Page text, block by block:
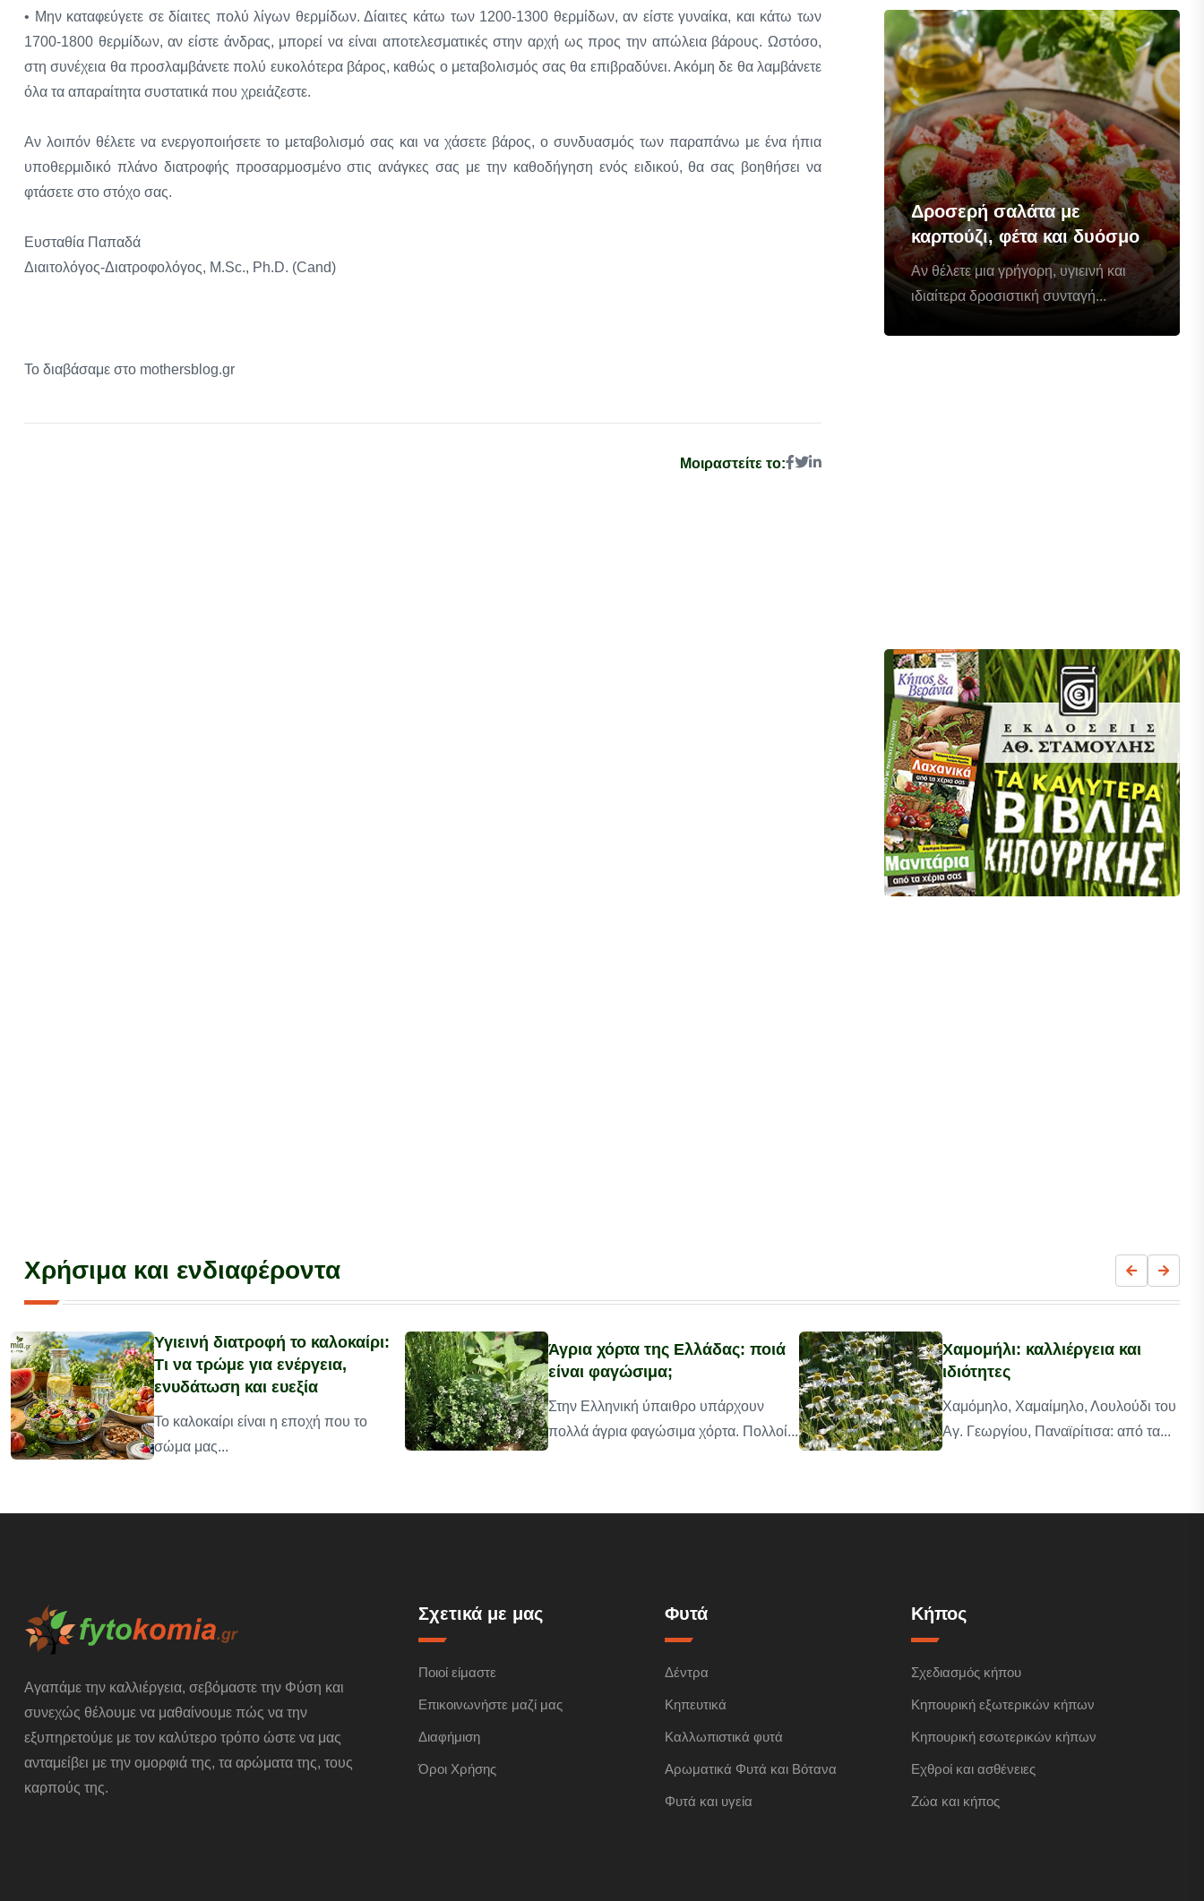
• Μην καταφεύγετε σε δίαιτες πολύ λίγων θερμίδων. Δίαιτες κάτω των 1200-1300 θερμίδων, αν είστε γυναίκα, και κάτω των
1700-1800 θερμίδων, αν είστε άνδρας, μπορεί να είναι αποτελεσματικές στην αρχή ως προς την απώλεια βάρους. Ωστόσο,
στη συνέχεια θα προσλαμβάνετε πολύ ευκολότερα βάρος, καθώς ο μεταβολισμός σας θα επιβραδύνει. Ακόμη δε θα λαμβάνετε
όλα τα απαραίτητα συστατικά που χρειάζεστε.
Αν λοιπόν θέλετε να ενεργοποιήσετε το μεταβολισμό σας και να χάσετε βάρος, ο συνδυασμός των παραπάνω με ένα ήπια
υποθερμιδικό πλάνο διατροφής προσαρμοσμένο στις ανάγκες σας με την καθοδήγηση ενός ειδικού, θα σας βοηθήσει να
φτάσετε στο στόχο σας.
Ευσταθία Παπαδά
Διαιτολόγος-Διατροφολόγος, M.Sc., Ph.D. (Cand)
Το διαβάσαμε στο mothersblog.gr
Μοιραστείτε το:
Δροσερή σαλάτα με
καρπούζι, φέτα και δυόσμο
Αν θέλετε μια γρήγορη, υγιεινή και
ιδιαίτερα δροσιστική συνταγή...
Χρήσιμα και ενδιαφέροντα
Υγιεινή διατροφή το καλοκαίρι:
Τι να τρώμε για ενέργεια,
ενυδάτωση και ευεξία
Το καλοκαίρι είναι η εποχή που το
σώμα μας...
Άγρια χόρτα της Ελλάδας: ποιά
είναι φαγώσιμα;
Στην Ελληνική ύπαιθρο υπάρχουν
πολλά άγρια φαγώσιμα χόρτα. Πολλοί...
Χαμομήλι: καλλιέργεια και
ιδιότητες
Χαμόμηλο, Χαμαίμηλο, Λουλούδι του
Αγ. Γεωργίου, Παναϊρίτισα: από τα...
Αγαπάμε την καλλιέργεια, σεβόμαστε την Φύση και
συνεχώς θέλουμε να μαθαίνουμε πώς να την
εξυπηρετούμε με τον καλύτερο τρόπο ώστε να μας
ανταμείβει με την ομορφιά της, τα αρώματα της, τους
καρπούς της.
Σχετικά με μας
Ποιοί είμαστε
Επικοινωνήστε μαζί μας
Διαφήμιση
Όροι Χρήσης
Φυτά
Δέντρα
Κηπευτικά
Καλλωπιστικά φυτά
Αρωματικά Φυτά και Βότανα
Φυτά και υγεία
Κήπος
Σχεδιασμός κήπου
Κηπουρική εξωτερικών κήπων
Κηπουρική εσωτερικών κήπων
Εχθροί και ασθένειες
Ζώα και κήπος